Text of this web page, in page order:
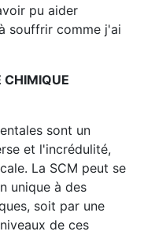
pu aider
souffrir comme j'ai
CHIMIQUE
sont un
et l'incrédulité,
La SCM peut se
unique à des
soit par une
de ces